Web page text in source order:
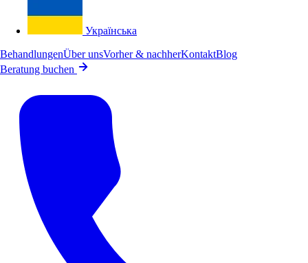
Українська
BehandlungenÜber unsVorher & nachherKontaktBlog
Beratung buchen